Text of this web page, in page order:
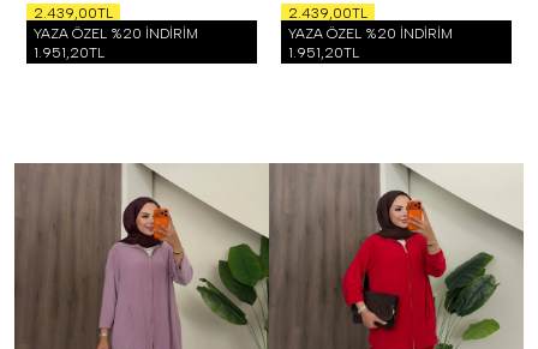
2.439,00TL
YAZA ÖZEL %20 İNDİRİM
1.951,20TL
2.439,00TL
YAZA ÖZEL %20 İNDİRİM
1.951,20TL